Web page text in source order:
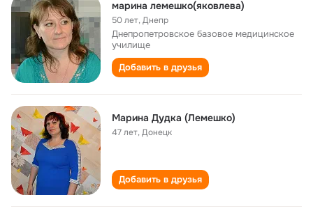
марина лемешко(яковлева)
50 лет,Днепр
Днепропетровское базовое медицинское
училище
Добавить в друзья
Марина Дудка (Лемешко)
47 лет,Донецк
Добавить в друзья